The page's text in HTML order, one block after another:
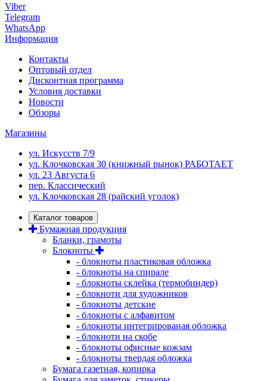
Viber
Telegram
WhatsApp
Информация
Контакты
Оптовый отдел
Дисконтная программа
Условия доставки
Новости
Обзоры
Магазины
ул. Искусств 7/9
ул. Клочковская 30 (книжный рынок) РАБОТАЕТ
ул. 23 Августа 6
пер. Классический
ул. Клочковская 28 (райский уголок)
Каталог товаров
Бумажная продукция
Бланки, грамоты
Блокноты
- блокноты пластиковая обложка
- блокноты на спирале
- блокноты склейка (термобиндер)
- блокноти для художников
- блокноты детские
- блокноты с алфавитом
- блокноты интегрированая обложка
- блокноти на скобе
- блокноты офисные кожзам
- блокноты твердая обложка
Бумага газетная, копирка